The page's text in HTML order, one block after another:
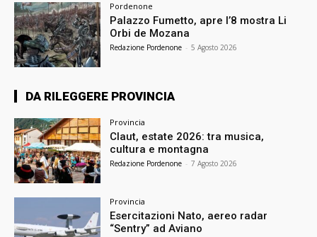
Pordenone
Palazzo Fumetto, apre l’8 mostra Li
Orbi de Mozana
Redazione Pordenone - 5 Agosto 2026
DA RILEGGERE PROVINCIA
Provincia
Claut, estate 2026: tra musica,
cultura e montagna
Redazione Pordenone - 7 Agosto 2026
Provincia
Esercitazioni Nato, aereo radar
“Sentry” ad Aviano